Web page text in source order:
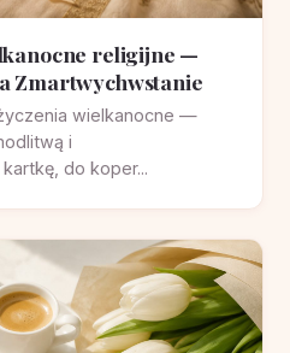
religijne —
Zmartwychwstanie
wielkanocne —
i
do koper...